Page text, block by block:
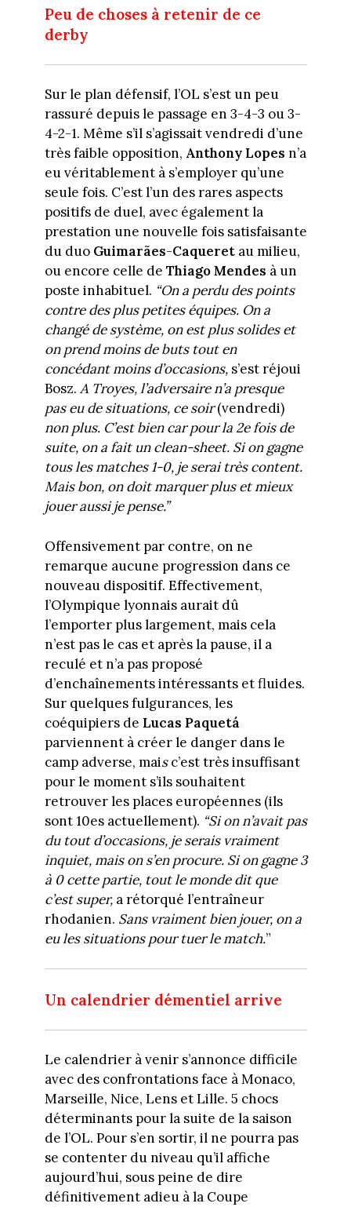
Peu de choses à retenir de ce
derby
Sur le plan défensif, l’OL s’est un peu
rassuré depuis le passage en 3-4-3 ou 3-
4-2-1. Même s’il s’agissait vendredi d’une
très faible opposition, Anthony Lopes n’a
eu véritablement à s’employer qu’une
seule fois. C’est l’un des rares aspects
positifs de duel, avec également la
prestation une nouvelle fois satisfaisante
du duo Guimarães-Caqueretau milieu,
ou encore celle de Thiago Mendes à un
poste inhabituel. “On a perdu des points
contre des plus petites équipes. On a
changé de système, on est plus solides et
on prend moins de buts tout en
concédant moins d’occasions, s’est réjoui
Bosz. A Troyes, l’adversaire n’a presque
pas eu de situations, ce soir(vendredi)
non plus. C’est bien car pour la 2e fois de
suite, on a fait un clean-sheet. Si on gagne
tous les matches 1-0, je serai très content.
Mais bon, on doit marquer plus et mieux
jouer aussi je pense.”
Offensivement par contre, on ne
remarque aucune progression dans ce
nouveau dispositif. Effectivement,
l’Olympique lyonnais aurait dû
l’emporter plus largement, mais cela
n’est pas le cas et après la pause, il a
reculé et n’a pas proposé
d’enchaînements intéressants et fluides.
Sur quelques fulgurances, les
coéquipiers de Lucas Paquetá
parviennent à créer le danger dans le
camp adverse, maisc’est très insuffisant
pour le moment s’ils souhaitent
retrouver les places européennes (ils
sont 10es actuellement). “Si on n’avait pas
du tout d’occasions, je serais vraiment
inquiet, mais on s’en procure. Si on gagne 3
à 0 cette partie, tout le monde dit que
c’est super, a rétorqué l’entraîneur
rhodanien. Sans vraiment bien jouer, on a
eu les situations pour tuer le match.”
Un calendrier démentiel arrive
Le calendrier à venir s’annonce difficile
avec des confrontations face à Monaco,
Marseille, Nice, Lens et Lille. 5 chocs
déterminants pour la suite de la saison
de l’OL. Pour s’en sortir, il ne pourra pas
se contenter du niveau qu’il affiche
aujourd’hui, sous peine de dire
définitivement adieu à la Coupe